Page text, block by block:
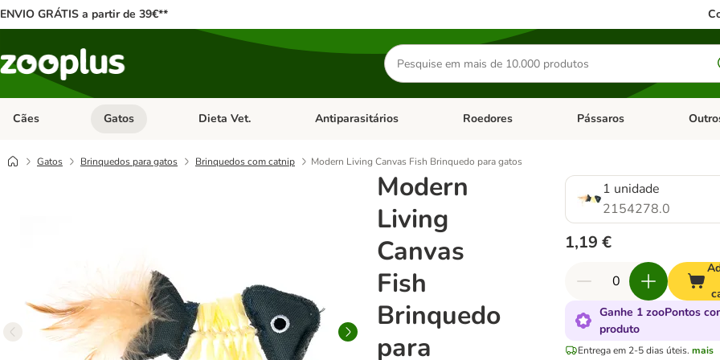
ENVIO GRÁTIS a partir de 39€**
Pesquisar
produtos
Cães Abrir menu de categoria: Cães
Gatos Abrir menu de categoria: Gatos
Dieta Vet. Abrir menu de categoria: Dieta Vet.
Antiparasitários Abrir menu de categoria: Antiparasitários
Roedores Abrir menu de categoria:
Pássaros Abrir
Gatos Brinquedos para gatos Brinquedos com catnip Modern Living Canvas Fish Brinquedo para gatos
Modern
Living
Canvas
Fish
Brinquedo
para
1 unidade
2154278.0
1,19 €
Ganhe 1 zooPontos
produto
Entrega em 2-5 dias úteis. mais